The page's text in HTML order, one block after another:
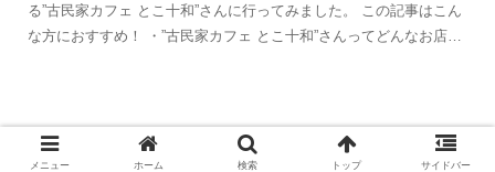
る”古民家カフェ とこ十和”さんに行ってみました。 この記事はこん
な方におすすめ！ ・”古民家カフェ とこ十和”さんってどんなお店？
〖アニーズ〗フルーツ好きにはたま
らいない山梨県で有名なタルト・キ
メニュー ホーム 検索 トップ サイドバー